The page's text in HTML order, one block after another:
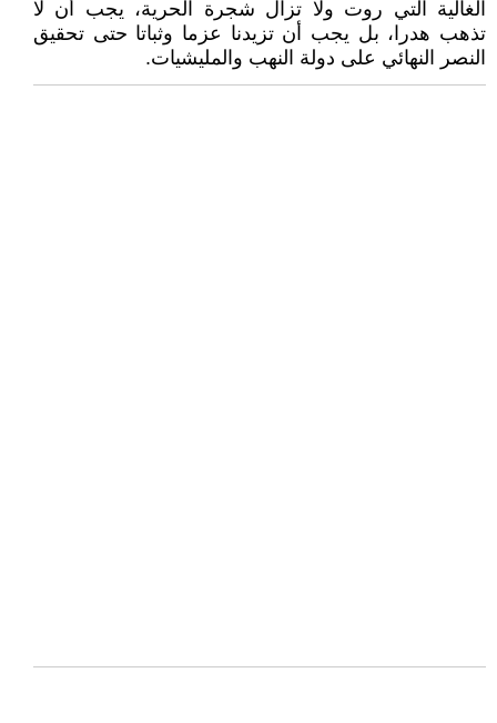
الغالية التي روت ولا تزال شجرة الحرية، يجب أن لا
تذهب هدرا، بل يجب أن تزيدنا عزما وثباتا حتى تحقيق
النصر النهائي على دولة النهب والمليشيات.